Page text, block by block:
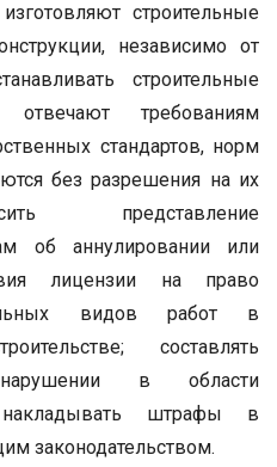
строительные
независимо от
строительные
требованиям
стандартов, норм
без разрешения на их
представление
об аннулировании или
лицензии на право
видов работ в
составлять
в области
накладывать штрафы в
законодательством.